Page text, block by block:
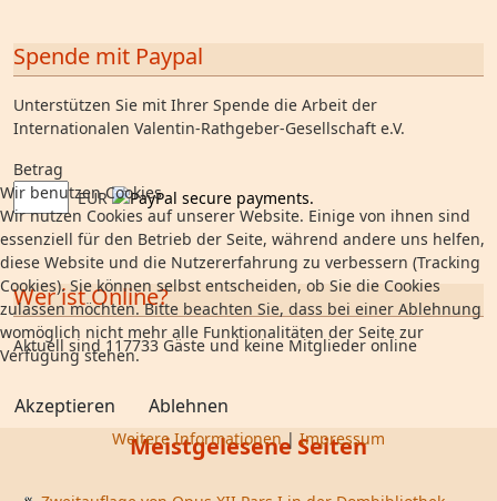
Spende mit Paypal
Unterstützen Sie mit Ihrer Spende die Arbeit der
Internationalen Valentin-Rathgeber-Gesellschaft e.V.
Betrag
EUR
Wer ist Online?
Aktuell sind 117733 Gäste und keine Mitglieder online
Meistgelesene Seiten
Wir benutzen Cookies
Wir nutzen Cookies auf unserer Website. Einige von ihnen sind
essenziell für den Betrieb der Seite, während andere uns helfen,
diese Website und die Nutzererfahrung zu verbessern (Tracking
Cookies). Sie können selbst entscheiden, ob Sie die Cookies
zulassen möchten. Bitte beachten Sie, dass bei einer Ablehnung
womöglich nicht mehr alle Funktionalitäten der Seite zur
Verfügung stehen.
Akzeptieren Ablehnen
Weitere Informationen|Impressum